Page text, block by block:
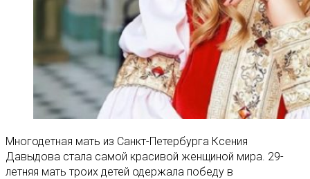
Многодетная мать из Санкт-Петербурга Ксения
Давыдова стала самой красивой женщиной мира. 29-
летняя мать троих детей одержала победу в